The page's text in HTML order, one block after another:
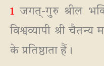
1 जगत्-गुरु श्रील
विश्वव्यापी श्री
के प्रतिष्ठाता हैं।